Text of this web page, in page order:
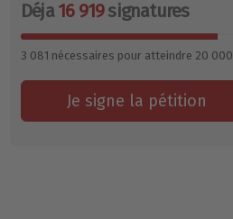
Déja16 919signatures
3 081 nécessaires pour atteindre 20 000
Je signe la pétition